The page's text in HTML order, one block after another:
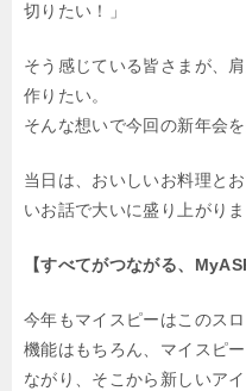
切りたい！」
そう感じている皆さまが、
作りたい。
そんな想いで今回の新年会を
当日は、おいしいお料理と
いお話で大いに盛り上がりま
【すべてがつながる、
今年もマイスピーはこのス
機能はもちろん、マイスピ
ながり、そこから新しいア